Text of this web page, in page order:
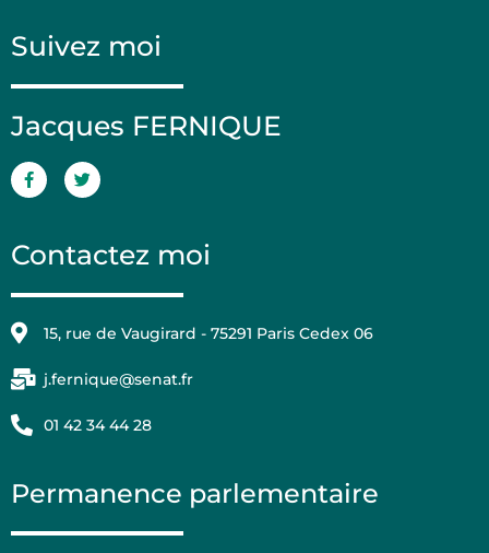
Suivez moi
Jacques FERNIQUE
Contactez moi
15, rue de Vaugirard - 75291 Paris Cedex 06
j.fernique@senat.fr
01 42 34 44 28
Permanence parlementaire